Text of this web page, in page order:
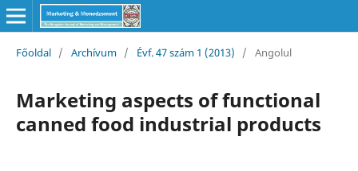
Főoldal / Archívum / Évf. 47 szám 1 (2013) / Angolul
Marketing aspects of functional
canned food industrial products